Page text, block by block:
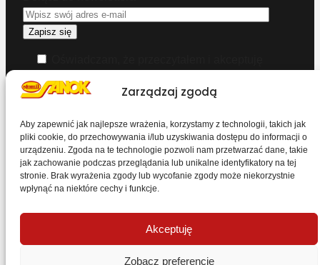
Zarządzaj zgodą
Aby zapewnić jak najlepsze wrażenia, korzystamy z technologii, takich jak
pliki cookie, do przechowywania i/lub uzyskiwania dostępu do informacji o
urządzeniu. Zgoda na te technologie pozwoli nam przetwarzać dane, takie
jak zachowanie podczas przeglądania lub unikalne identyfikatory na tej
stronie. Brak wyrażenia zgody lub wycofanie zgody może niekorzystnie
wpłynąć na niektóre cechy i funkcje.
Akceptuję
Zobacz preferencje
Design & Code by Foxstudio.eu